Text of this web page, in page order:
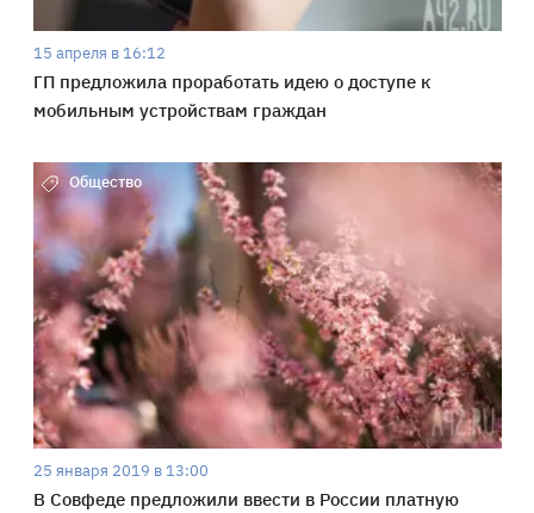
15 апреля в 16:12
ГП предложила проработать идею о доступе к
мобильным устройствам граждан
Общество
25 января 2019 в 13:00
В Совфеде предложили ввести в России платную